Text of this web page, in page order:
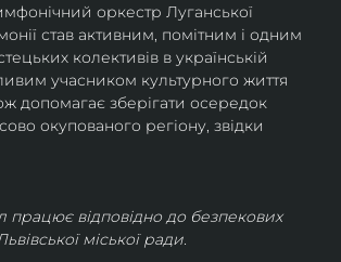
оркестр Луганської
став активним, помітним і одним
колективів в українській
учасником культурного життя
допомагає зберігати осередок
окупованого регіону, звідки
працює відповідно до безпекових
міської ради.